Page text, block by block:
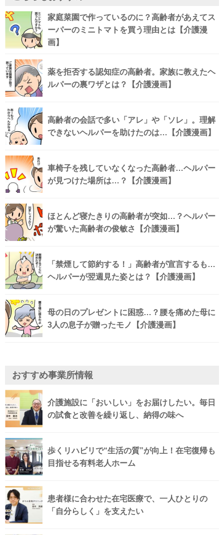
家庭菜園で作っているのに？高齢者があえてス
ーパーのミニトマトを買う理由とは【介護漫
画】
薬を拒否する認知症の高齢者。家族に教えたヘ
ルパーの裏ワザとは？【介護漫画】
高齢者の会話で多い「アレ」や「ソレ」。理解
できないヘルパーを助けたのは…【介護漫画】
車椅子を残していなくなった高齢者…ヘルパー
が見つけた場所は…？【介護漫画】
ほとんど寝たきりの高齢者が突如…？ヘルパー
が驚いた高齢者の俊敏さ【介護漫画】
「禁煙して節約する！」高齢者が宣言するも…
ヘルパーが翌週見た姿とは？【介護漫画】
母の日のプレゼントに困惑…？腰を痛めた母に
3人の息子が贈ったモノ【介護漫画】
おすすめ事業所情報
介護施設に「おいしい」をお届けしたい。毎日
の試食と改善を繰り返し、納得の味へ
歩くリハビリで“生活の質”が向上！在宅復帰も
目指せる有料老人ホーム
患者様に合わせた在宅医療で、一人ひとりの
「自分らしく」を支えたい